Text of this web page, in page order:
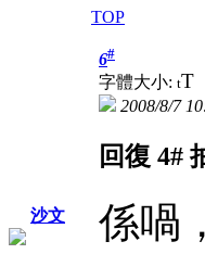
TOP
沙文
6#
字體大小: tT
2008/8/7
回復 4#
係喎